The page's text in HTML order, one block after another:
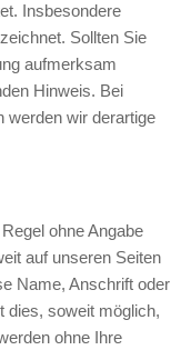
Insbesondere
Sollten Sie
aufmerksam
Hinweis. Bei
werden wir derartige
ohne Angabe
auf unseren Seiten
Name, Anschrift oder
dies, soweit möglich,
ohne Ihre